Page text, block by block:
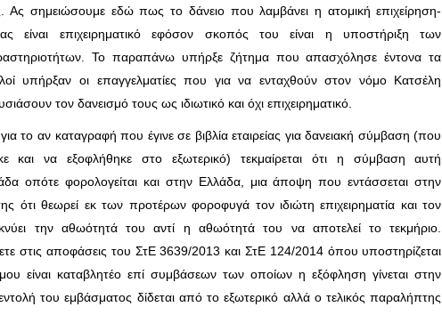
Ας σημειώσουμε εδώ πως το δάνειο που λαμβάνει η ατομική επιχείρηση-
είναι επιχειρηματικό εφόσον σκοπός του είναι η υποστήριξη των
Το παραπάνω υπήρξε ζήτημα που απασχόλησε έντονα τα
υπήρξαν οι επαγγελματίες που για να ενταχθούν στον νόμο Κατσέλη
τον δανεισμό τους ως ιδιωτικό και όχι επιχειρηματικό.
το αν καταγραφή που έγινε σε βιβλία εταιρείας για δανειακή σύμβαση (που
και να εξοφλήθηκε στο εξωτερικό) τεκμαίρεται ότι η σύμβαση αυτή
οπότε φορολογείται και στην Ελλάδα, μια άποψη που εντάσσεται στην
ότι θεωρεί εκ των προτέρων φοροφυγά τον ιδιώτη επιχειρηματία και τον
την αθωότητά του αντί η αθωότητά του να αποτελεί το τεκμήριο.
στις αποφάσεις του ΣτΕ 3639/2013 και ΣτΕ 124/2014 όπου υποστηρίζεται
είναι καταβλητέο επί συμβάσεων των οποίων η εξόφληση γίνεται στην
του εμβάσματος δίδεται από το εξωτερικό αλλά ο τελικός παραλήπτης